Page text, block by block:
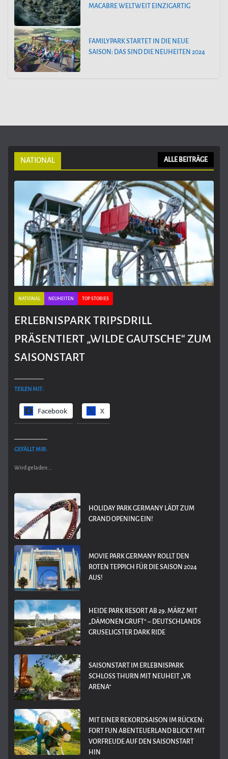
MACABRE WELTWEIT EINZIGARTIG
FAMILYPARK STARTET IN DIE NEUE
SAISON: DAS SIND DIE NEUHEITEN 2024
NATIONAL ALLE BEITRÄGE
NATIONAL NEUHEITEN TOP STORIES
ERLEBNISPARK TRIPSDRILL
PRÄSENTIERT „WILDE GAUTSCHE“ ZUM
SAISONSTART
TEILEN MIT:
Facebook X
GEFÄLLT MIR:
Wird geladen …
HOLIDAY PARK GERMANY LÄDT ZUM
GRAND OPENING EIN!
MOVIE PARK GERMANY ROLLT DEN
ROTEN TEPPICH FÜR DIE SAISON 2024
AUS!
HEIDE PARK RESORT AB 29. MÄRZ MIT
„DÄMONEN GRUFT“ – DEUTSCHLANDS
GRUSELIGSTER DARK RIDE
SAISONSTART IM ERLEBNISPARK
SCHLOSS THURN MIT NEUHEIT „VR
ARENA“
MIT EINER REKORDSAISON IM RÜCKEN:
FORT FUN ABENTEUERLAND BLICKT MIT
VORFREUDE AUF DEN SAISONSTART
HIN